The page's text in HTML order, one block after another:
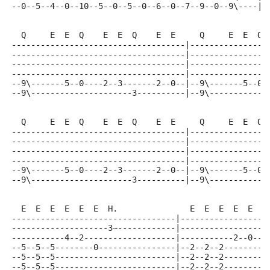
--0--5--4--0--10--5--0--5--0--6--0--7--9--0--9\----|
Q     E  E  Q    E  E  Q    E  E     Q     E  E
------------------------------------
------------------------------------
------------------------------------
------------------------------------
--9\-------5--0----2--3-------2--0--|--9\-------5--
--9\---------------------3----------|--
Q     E  E  Q    E  E  Q    E  E     Q     E  E
------------------------------------
------------------------------------
------------------------------------
------------------------------------
--9\-------5--0----2--3-------2--0--|--9\-------5--
--9\---------------------3----------|--
E  E  E  E  E  E  H.               E  E  E  E  E
----------------------------------
--------------------3~------------|--------------------
-----------4--2-------------------|-----------2--
--5--5--5--------0----------------|--2--2--
--5--5--5-------------------------|--2--2--
--5--5--5-------------------------|--2--2--